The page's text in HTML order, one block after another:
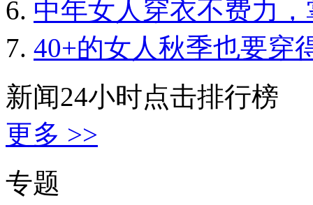
中年女人穿衣不费力
40+的女人秋季也要穿
新闻24小时点击排行榜
更多 >>
专题